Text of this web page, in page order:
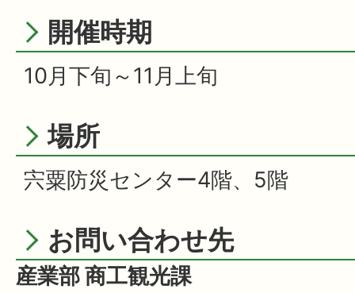
開催時期
10月下旬～11月上旬
場所
宍粟防災センター4階、5階
お問い合わせ先
産業部 商工観光課